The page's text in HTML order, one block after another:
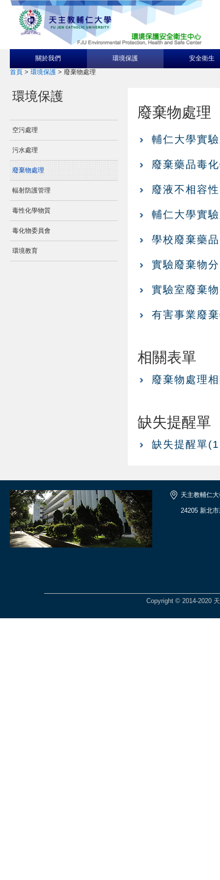
關於我們 環境保護 安全衛生
首頁 > 環境保護 > 廢棄物處理
環境保護
空污處理
污水處理
廢棄物處理
輻射防護管理
毒性化學物質
毒化物委員會
環境教育
廢棄物處理
輔仁大學實
廢棄藥品毒
廢液不相容
輔仁大學實
學校廢棄藥
實驗廢棄物
實驗室廢棄
有害事業廢
相關表單
廢棄物處理
缺失提醒單
缺失提醒單
天主教輔仁
24205 新北
Copyright © 2014-2020